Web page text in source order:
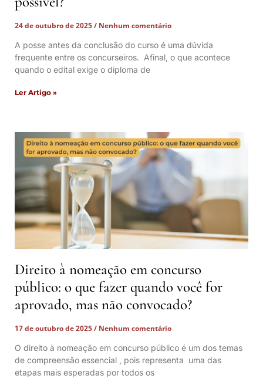
24 de outubro de 2025
Nenhum comentário
A posse antes da conclusão do curso é uma dúvida
frequente entre os concurseiros. Afinal, o que acontece
quando o edital exige o diploma de
Ler Artigo »
Direito à nomeação em concurso
público: o que fazer quando você for
aprovado, mas não convocado?
17 de outubro de 2025
Nenhum comentário
O direito à nomeação em concurso público é um dos temas
de compreensão essencial , pois representa uma das
etapas mais esperadas por todos os